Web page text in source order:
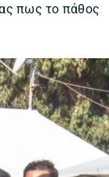
πως το πάθος